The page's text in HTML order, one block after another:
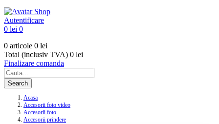
Autentificare
0 lei 0
0 articole 0 lei
Total (inclusiv TVA) 0 lei
Finalizare comanda
Search
Acasa
Accesorii foto video
Accesorii foto
Accesorii prindere